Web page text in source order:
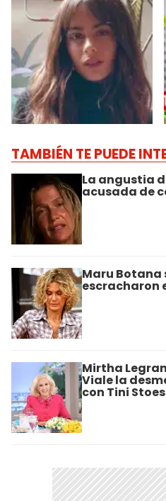
TAMBIÉN TE PUEDE
La angustia
acusada de
Maru Botana
escracharon
Mirtha
Viale la
con Tini